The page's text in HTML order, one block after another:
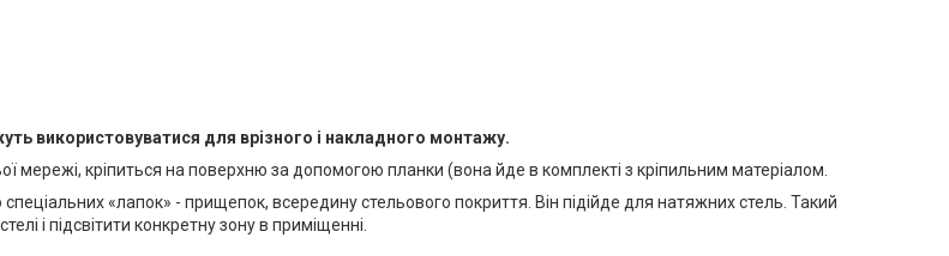
використовуватися для врізного і накладного монтажу.
мережі, кріпиться на поверхню за допомогою планки (вона йде в комплекті з кріпильним матеріалом.
«лапок» - прищепок, всередину стельового покриття. Він підійде для натяжних стель. Такий
і підсвітити конкретну зону в приміщенні.